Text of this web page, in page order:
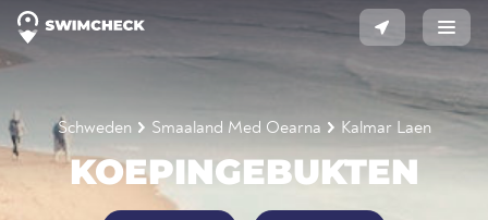
Schweden Smaaland Med Oearna Kalmar Laen
KOEPINGEBUKTEN